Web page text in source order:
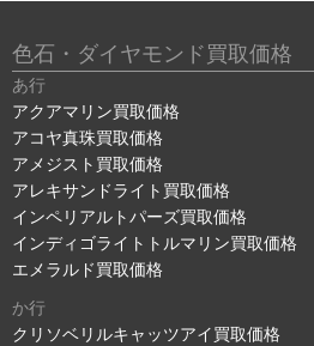
色石・ダイヤモンド買取価格
あ行
アクアマリン買取価格
アコヤ真珠買取価格
アメジスト買取価格
アレキサンドライト買取価格
インペリアルトパーズ買取価格
インディゴライトトルマリン買取価格
エメラルド買取価格
か行
クリソベリルキャッツアイ買取価格